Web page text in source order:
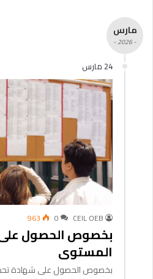
مارس
- 2026 -
24 مارس
CEIL OEB
0
963
بخصوص الحصول
المستوى
بخصوص الحصول على شهادة